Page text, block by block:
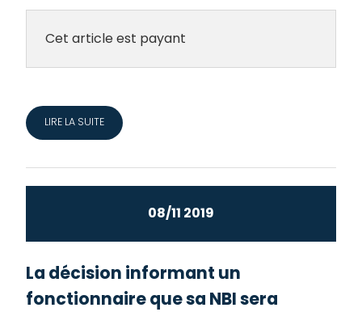
Cet article est payant
LIRE LA SUITE
08/11 2019
La décision informant un
fonctionnaire que sa NBI sera